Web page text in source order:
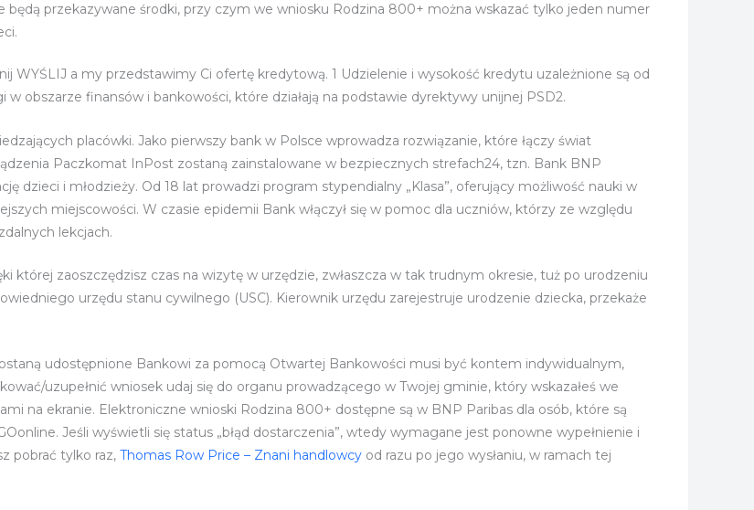
przekazywane środki, przy czym we wniosku Rodzina 800+ można wskazać tylko jeden numer
WYŚLIJ a my przedstawimy Ci ofertę kredytową. 1 Udzielenie i wysokość kredytu uzależnione są od
obszarze finansów i bankowości, które działają na podstawie dyrektywy unijnej PSD2.
placówki. Jako pierwszy bank w Polsce wprowadza rozwiązanie, które łączy świat
Paczkomat InPost zostaną zainstalowane w bezpiecznych strefach24, tzn. Bank BNP
dzieci i młodzieży. Od 18 lat prowadzi program stypendialny „Klasa”, oferujący możliwość nauki w
miejscowości. W czasie epidemii Bank włączył się w pomoc dla uczniów, którzy ze względu
lekcjach.
której zaoszczędzisz czas na wizytę w urzędzie, zwłaszcza w tak trudnym okresie, tuż po urodzeniu
urzędu stanu cywilnego (USC). Kierownik urzędu zarejestruje urodzenie dziecka, przekaże
udostępnione Bankowi za pomocą Otwartej Bankowości musi być kontem indywidualnym,
uzupełnić wniosek udaj się do organu prowadzącego w Twojej gminie, który wskazałeś we
na ekranie. Elektroniczne wnioski Rodzina 800+ dostępne są w BNP Paribas dla osób, które są
Jeśli wyświetli się status „błąd dostarczenia”, wtedy wymagane jest ponowne wypełnienie i
pobrać tylko raz, Thomas Row Price – Znani handlowcy od razu po jego wysłaniu, w ramach tej